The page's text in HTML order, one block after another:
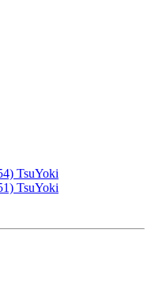
TsuYoki
TsuYoki